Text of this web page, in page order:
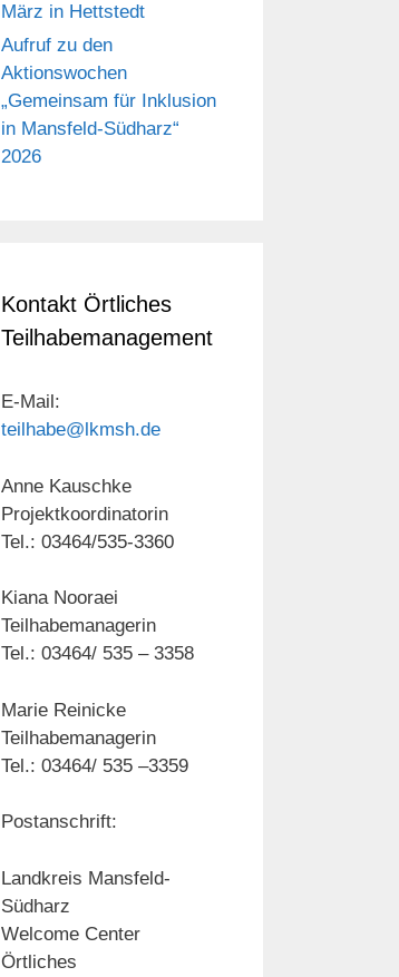
März in Hettstedt
Aufruf zu den
Aktionswochen
„Gemeinsam für Inklusion
in Mansfeld-Südharz“
2026
Kontakt Örtliches
Teilhabemanagement
E-Mail:
teilhabe@lkmsh.de
Anne Kauschke
Projektkoordinatorin
Tel.: 03464/535-3360
Kiana Nooraei
Teilhabemanagerin
Tel.: 03464/ 535 – 3358
Marie Reinicke
Teilhabemanagerin
Tel.: 03464/ 535 –3359
Postanschrift:
Landkreis Mansfeld-
Südharz
Welcome Center
Örtliches